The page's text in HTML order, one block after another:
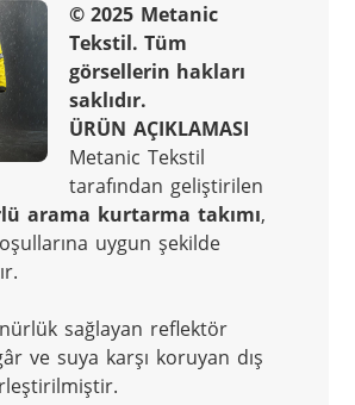
© 2025 Metanic
Tekstil. Tüm
görsellerin hakları
saklıdır.
ÜRÜN AÇIKLAMASI
Metanic Tekstil
tarafından geliştirilen
arama kurtarma takımı,
uygun şekilde
sağlayan reflektör
ve suya karşı koruyan dış